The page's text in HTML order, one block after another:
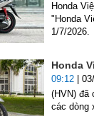
Honda
"Honda
1/7/2026.
Honda
09:12 |
(HVN) đã
các dòng